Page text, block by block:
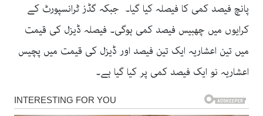
پانچ فیصد کمی کا فیصلہ کیا گیا۔ جبکہ گڈز ٹرانسپورٹ کے
کرایوں میں چھبیس فیصد کمی ہوگی۔ فیصلہ ڈیزل کی قیمت
میں تین اعشاریہ ایک تین فیصد اور ڈیزل کی قیمت میں پچیس
اعشاریہ نو ایک فیصد کمی پر کیا گیا ہے۔